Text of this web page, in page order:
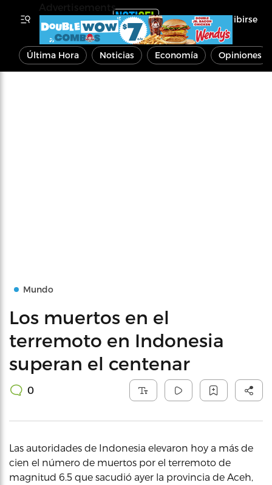
Inscribirse
Última Hora Noticias Economía Opiniones
Mundo
Los muertos en el
terremoto en Indonesia
superan el centenar
0
Las autoridades de Indonesia elevaron hoy a más de
cien el número de muertos por el terremoto de
magnitud 6.5 que sacudió ayer la provincia de Aceh,
Advertisements